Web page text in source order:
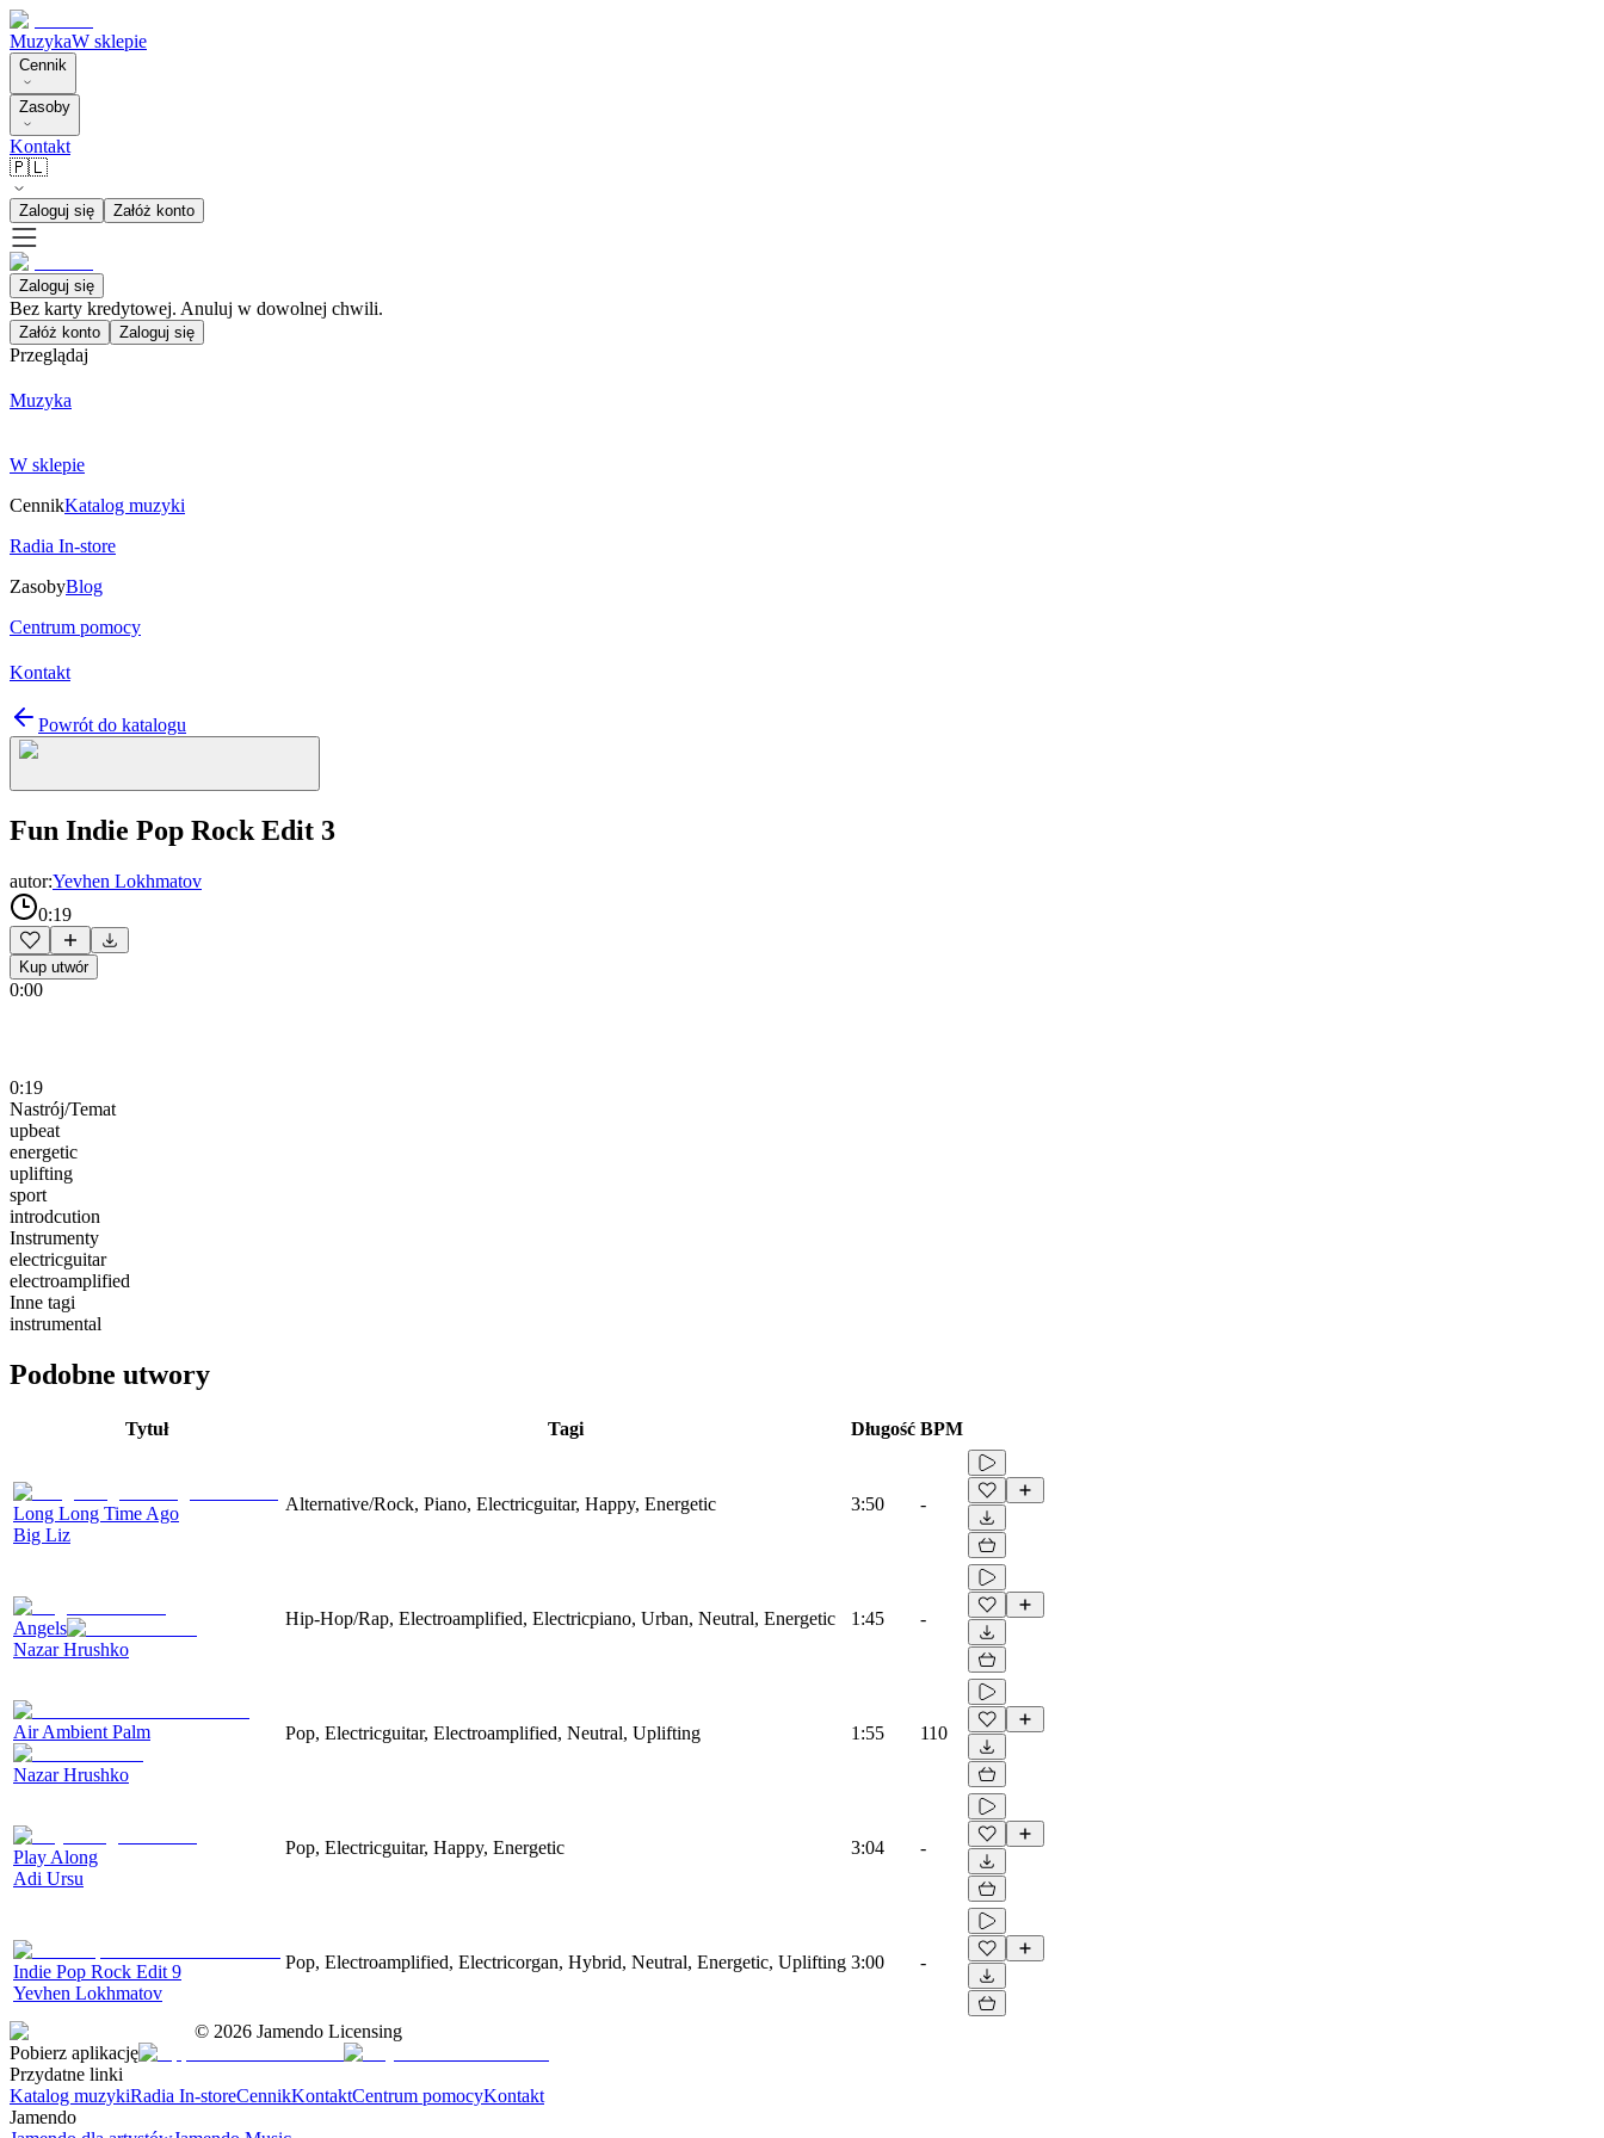
MuzykaW sklepie
Cennik
Zasoby
Kontakt
🇵🇱
Zaloguj się Załóż konto
Zaloguj się
Bez karty kredytowej. Anuluj w dowolnej chwili.
Załóż konto Zaloguj się
Przeglądaj
Muzyka
W sklepie
CennikKatalog muzyki
Radia In-store
ZasobyBlog
Centrum pomocy
Kontakt
Powrót do katalogu
Fun Indie Pop Rock Edit 3
autor:Yevhen Lokhmatov
0:19
Kup utwór
0:00
0:19
Nastrój/Temat
upbeat
energetic
uplifting
sport
introdcution
Instrumenty
electricguitar
electroamplified
Inne tagi
instrumental
Podobne utwory
Tytuł Tagi Długość BPM
Long Long Time Ago
Big Liz
Alternative/Rock, Piano, Electricguitar, Happy, Energetic 3:50 -
Angels
Nazar Hrushko
Hip-Hop/Rap, Electroamplified, Electricpiano, Urban, Neutral, Energetic 1:45 -
Air Ambient Palm
Nazar Hrushko
Pop, Electricguitar, Electroamplified, Neutral, Uplifting 1:55 110
Play Along
Adi Ursu
Pop, Electricguitar, Happy, Energetic 3:04 -
Indie Pop Rock Edit 9
Yevhen Lokhmatov
Pop, Electroamplified, Electricorgan, Hybrid, Neutral, Energetic, Uplifting 3:00 -
© 2026 Jamendo Licensing
Pobierz aplikację
Przydatne linki
Katalog muzykiRadia In-storeCennikKontaktCentrum pomocyKontakt
Jamendo